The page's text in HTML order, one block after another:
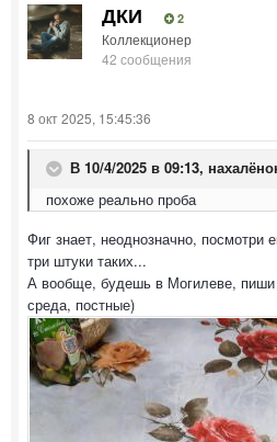
ДКИ 2
Коллекционер
42 сообщения
8 окт 2025, 15:45:36
В 10/4/2025 в 09:13,
похоже реально проба
Фиг знает, неоднозначно,
три штуки таких...
А вообще, будешь в Могилеве, пиши
среда, постные)